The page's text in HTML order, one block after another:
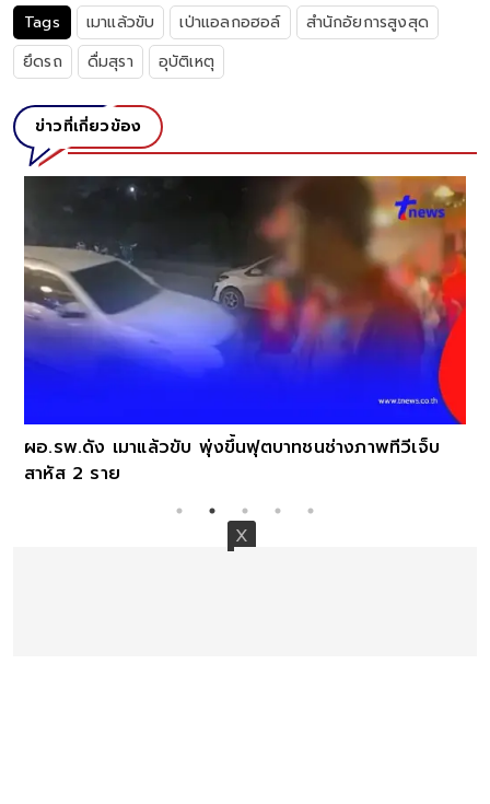
Tags เมาแล้วขับ เป่าแอลกอฮอล์
สำนักอัยการสูงสุด
ยึดรถ
ดื่มสุรา อุบัติเหตุ
ข่าวที่เกี่ยวข้อง
ผอ.รพ.ดัง เมาแล้วขับ พุ่งขึ้นฟุตบาทชนช่างภาพทีวีเจ็บ
สาหัส 2 ราย